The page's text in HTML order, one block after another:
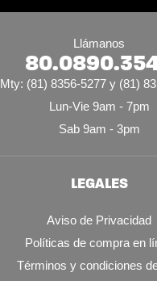
Llámanos
Mty: (81) 8356-5277 y (81)
Lun-Vie 9am - 7pm
Sab 9am - 3pm
LEGALES
Aviso de Privacidad
Políticas de compra en
Términos y condiciones